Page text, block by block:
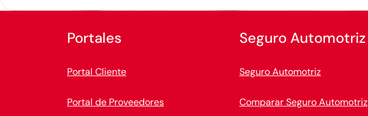
Portales
Portal Cliente
Portal de Proveedores
Seguro Automotriz
Seguro Automotriz
Comparar Seguro Automotriz